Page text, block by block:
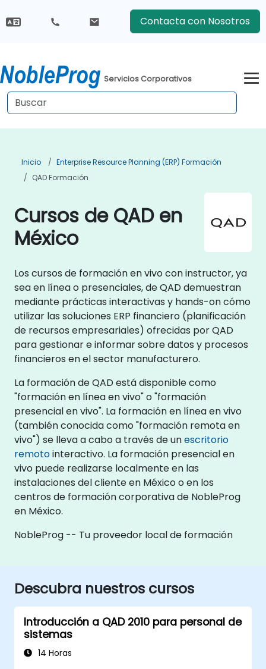
Contacta con Nosotros
Servicios Corporativos
Inicio
Enterprise Resource Planning (ERP) Formación
QAD Formación
Cursos de QAD en
México
Los cursos de formación en vivo con instructor, ya
sea en línea o presenciales, de QAD demuestran
mediante prácticas interactivas y hands-on cómo
utilizar las soluciones ERP financiero (planificación
de recursos empresariales) ofrecidas por QAD
para gestionar e informar sobre datos y procesos
financieros en el sector manufacturero.
La formación de QAD está disponible como
"formación en línea en vivo" o "formación
presencial en vivo". La formación en línea en vivo
(también conocida como "formación remota en
vivo") se lleva a cabo a través de unescritorio
remotointeractivo. La formación presencial en
vivo puede realizarse localmente en las
instalaciones del cliente en México o en los
centros de formación corporativa de NobleProg
en México.
NobleProg -- Tu proveedor local de formación
Descubra nuestros cursos
Introducción a QAD 2010 para personal de
sistemas
14 Horas